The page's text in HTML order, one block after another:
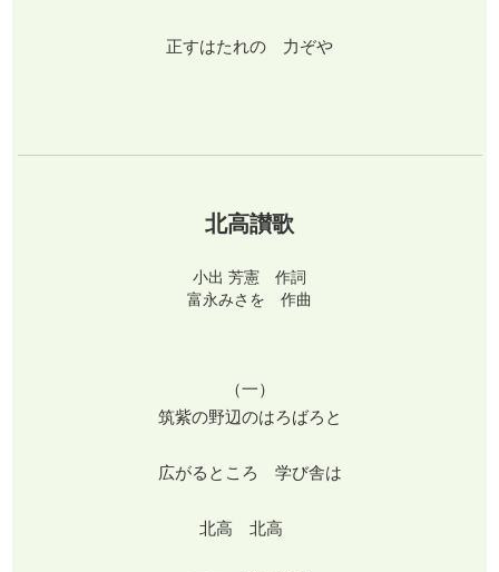
正すはたれの 力ぞや
北高讃歌
小出 芳憲 作詞
富永みさを 作曲
（一）
筑紫の野辺のはろばろと
広がるところ 学び舎は
北高 北高